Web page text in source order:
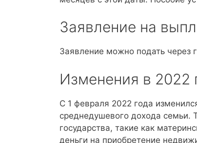
Заявление на
Заявление можно подать через
Изменения в 2022
С 1 февраля 2022 года
среднедушевого дохода семьи.
государства, такие как
деньги на приобретение